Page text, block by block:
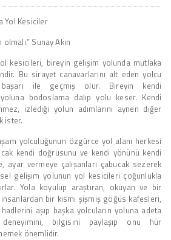
Yol Kesiciler
Sunay Akın
kesicileri, bireyin gelişim yolunda mutlaka
Bu sirayet canavarlarını alt eden yolcu
ile geçmiş olur. Bireyin kendi
bodoslama dalıp yolu keser. Kendi
izlediği yolun adımlarını aynen diğer
ister.
yolculuğunun özgürce yol alanı herkesi
kendi doğrusunu ve kendi yönünü kendi
ayar vermeye çalışanları çabucak sezerek
gelişim yolunun yol kesicileri çoğunlukla
Yola koyulup araştıran, okuyan ve bir
bir kısmı şişmiş göğüs kafesleri,
aşıp başka yolcuların yoluna adeta
deneyimini, bilgisini paylaşıp onu hür
önemlidir.